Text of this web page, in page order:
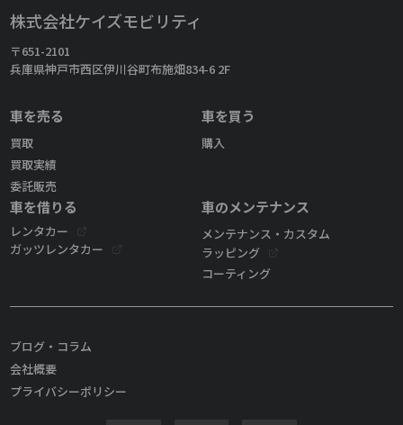
株式会社ケイズモビリティ
〒651-2101
兵庫県神戸市西区伊川谷町布施畑834-6 2F
車を売る
買取
買取実績
委託販売
車を買う
購入
車を借りる
レンタカー
ガッツレンタカー
車のメンテナンス
メンテナンス・カスタム
ラッピング
コーティング
ブログ・コラム
会社概要
プライバシーポリシー